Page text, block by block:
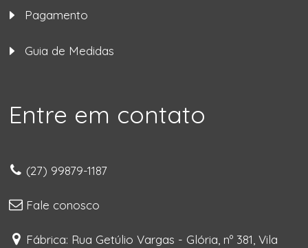
Pagamento
Guia de Medidas
Entre em contato
(27) 99879-1187
Fale conosco
Fábrica: Rua Getúlio Vargas - Glória, nº 381, Vila